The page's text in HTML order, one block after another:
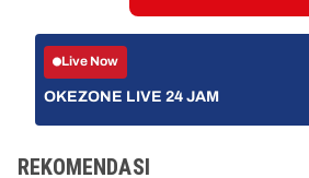
Live Now
OKEZONE LIVE 24 JAM